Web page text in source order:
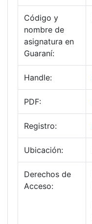
Código y
nombre de
asignatura en
Guaraní:
Handle:
PDF:
Registro:
Ubicación:
Derechos de
Acceso: